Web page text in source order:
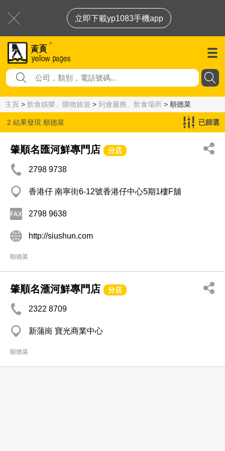
立即下載yp1083手機app
主頁 > 飲食娛樂、購物旅遊 > 到會服務、飲食場所 > 順德菜
2 結果發現 順德菜 已篩選
肇順名匯河鮮專門店 分店
2798 9738
香港仔 南寧街6-12號香港仔中心5期1樓F舖
2798 9638
http://siushun.com
順德菜
肇順名滙河鮮專門店 分店
2322 8709
新蒲崗 寶光商業中心
順德菜